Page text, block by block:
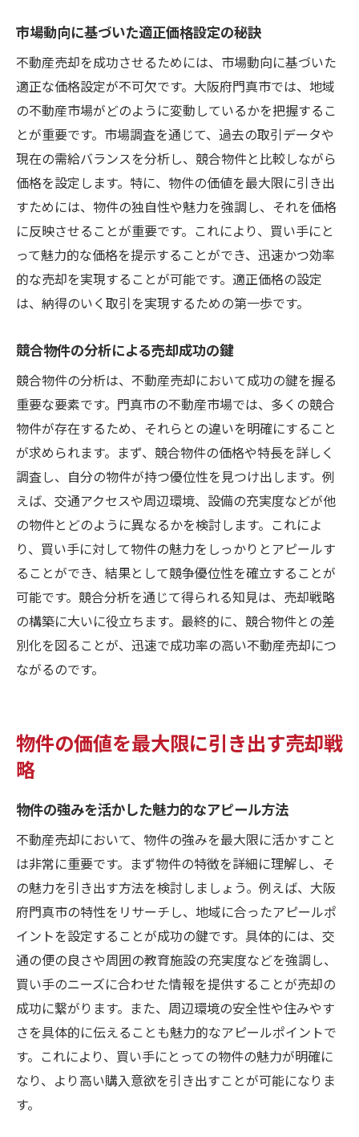
市場動向に基づいた適正価格設定の秘訣
不動産売却を成功させるためには、市場動向に基づいた
適正な価格設定が不可欠です。大阪府門真市では、地域
の不動産市場がどのように変動しているかを把握するこ
とが重要です。市場調査を通じて、過去の取引データや
現在の需給バランスを分析し、競合物件と比較しながら
価格を設定します。特に、物件の価値を最大限に引き出
すためには、物件の独自性や魅力を強調し、それを価格
に反映させることが重要です。これにより、買い手にと
って魅力的な価格を提示することができ、迅速かつ効率
的な売却を実現することが可能です。適正価格の設定
は、納得のいく取引を実現するための第一歩です。
競合物件の分析による売却成功の鍵
競合物件の分析は、不動産売却において成功の鍵を握る
重要な要素です。門真市の不動産市場では、多くの競合
物件が存在するため、それらとの違いを明確にすること
が求められます。まず、競合物件の価格や特長を詳しく
調査し、自分の物件が持つ優位性を見つけ出します。例
えば、交通アクセスや周辺環境、設備の充実度などが他
の物件とどのように異なるかを検討します。これによ
り、買い手に対して物件の魅力をしっかりとアピールす
ることができ、結果として競争優位性を確立することが
可能です。競合分析を通じて得られる知見は、売却戦略
の構築に大いに役立ちます。最終的に、競合物件との差
別化を図ることが、迅速で成功率の高い不動産売却につ
ながるのです。
物件の価値を最大限に引き出す売却戦
略
物件の強みを活かした魅力的なアピール方法
不動産売却において、物件の強みを最大限に活かすこと
は非常に重要です。まず物件の特徴を詳細に理解し、そ
の魅力を引き出す方法を検討しましょう。例えば、大阪
府門真市の特性をリサーチし、地域に合ったアピールポ
イントを設定することが成功の鍵です。具体的には、交
通の便の良さや周囲の教育施設の充実度などを強調し、
買い手のニーズに合わせた情報を提供することが売却の
成功に繋がります。また、周辺環境の安全性や住みやす
さを具体的に伝えることも魅力的なアピールポイントで
す。これにより、買い手にとっての物件の魅力が明確に
なり、より高い購入意欲を引き出すことが可能になりま
す。